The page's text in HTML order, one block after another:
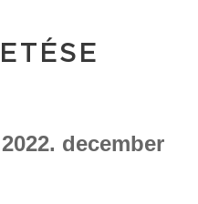
2022. december